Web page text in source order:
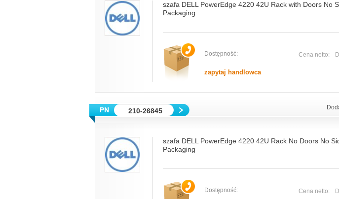
szafa DELL PowerEdge 4220 42U Rack with Doors No
Packaging
Dostępność:
zapytaj handlowca
Cena netto:
210-26845
szafa DELL PowerEdge 4220 42U Rack No Doors No
Packaging
Dostępność: Cena netto: